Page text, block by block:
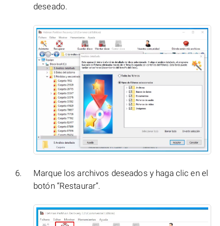
deseado.
Marque los archivos deseados y haga clic en el
botón “Restaurar”.